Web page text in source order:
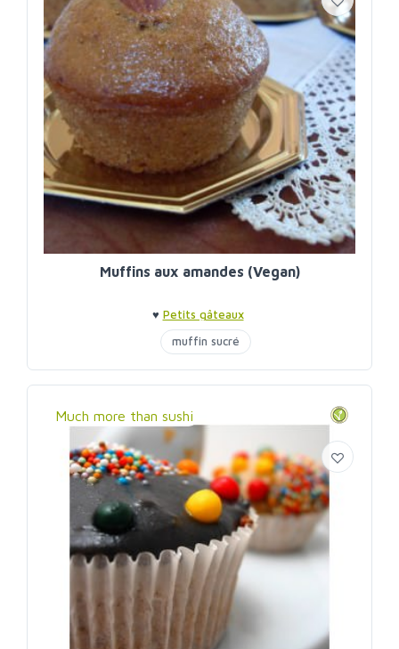
Muffins aux amandes (Vegan)
♥ Petits gâteaux
muffin sucré
Much more than sushi